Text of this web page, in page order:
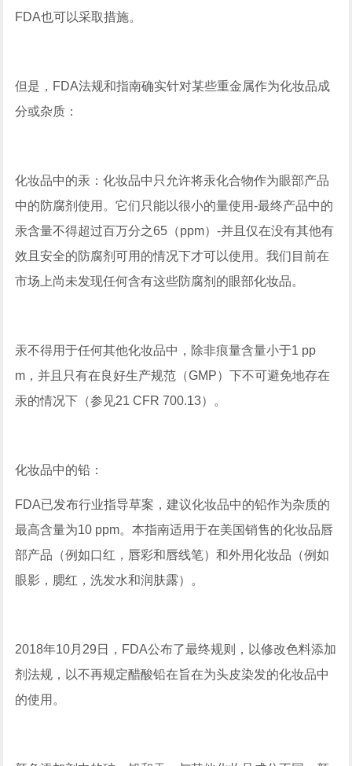
FDA也可以采取措施。
但是，FDA法规和指南确实针对某些重金属作为化妆品成
分或杂质：
化妆品中的汞：化妆品中只允许将汞化合物作为眼部产品
中的防腐剂使用。它们只能以很小的量使用-最终产品中的
汞含量不得超过百万分之65（ppm）-并且仅在没有其他有
效且安全的防腐剂可用的情况下才可以使用。我们目前在
市场上尚未发现任何含有这些防腐剂的眼部化妆品。
汞不得用于任何其他化妆品中，除非痕量含量小于1 pp
m，并且只有在良好生产规范（GMP）下不可避免地存在
汞的情况下（参见21 CFR 700.13）。
化妆品中的铅：
FDA已发布行业指导草案，建议化妆品中的铅作为杂质的
最高含量为10 ppm。本指南适用于在美国销售的化妆品唇
部产品（例如口红，唇彩和唇线笔）和外用化妆品（例如
眼影，腮红，洗发水和润肤露）。
2018年10月29日，FDA公布了最终规则，以修改色料添加
剂法规，以不再规定醋酸铅在旨在为头皮染发的化妆品中
的使用。